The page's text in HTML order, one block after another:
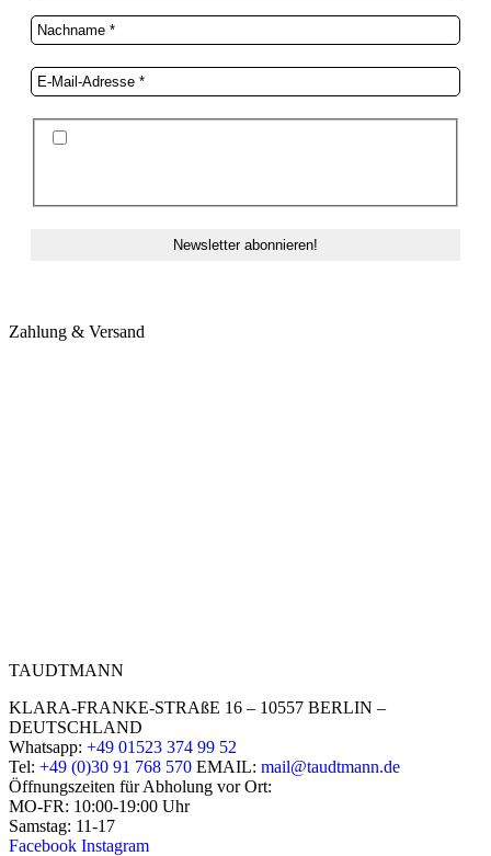
Zahlung & Versand
TAUDTMANN
KLARA-FRANKE-STRAßE 16 – 10557 BERLIN –
DEUTSCHLAND
Whatsapp: +49 01523 374 99 52
Tel: +49 (0)30 91 768 570 EMAIL: mail@taudtmann.de
Öffnungszeiten für Abholung vor Ort:
MO-FR: 10:00-19:00 Uhr
Samstag: 11-17
Facebook Instagram